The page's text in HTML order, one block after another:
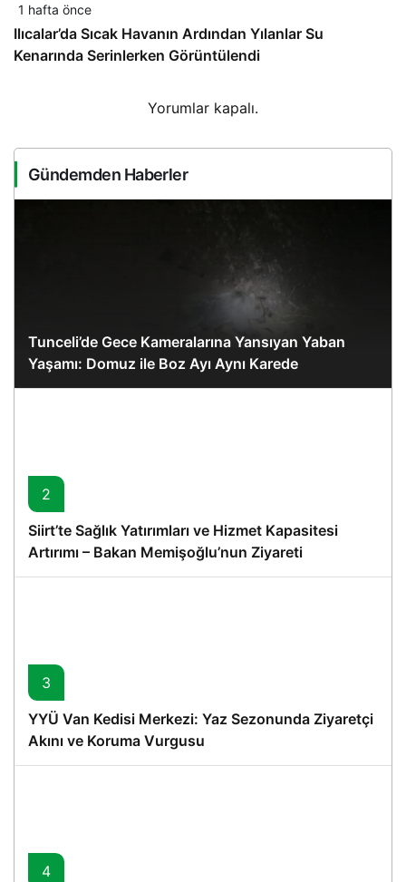
1 hafta önce
Ilıcalar’da Sıcak Havanın Ardından Yılanlar Su
Kenarında Serinlerken Görüntülendi
Yorumlar kapalı.
Gündemden Haberler
Tunceli’de Gece Kameralarına Yansıyan Yaban
Yaşamı: Domuz ile Boz Ayı Aynı Karede
2
Siirt’te Sağlık Yatırımları ve Hizmet Kapasitesi
Artırımı – Bakan Memişoğlu’nun Ziyareti
3
YYÜ Van Kedisi Merkezi: Yaz Sezonunda Ziyaretçi
Akını ve Koruma Vurgusu
4